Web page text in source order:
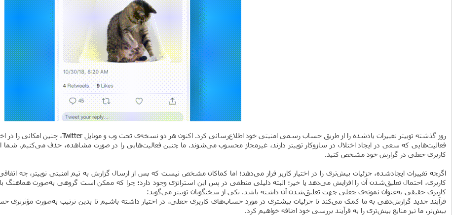
روز گذشته توییتر تغییرات یادشده را از طریق حساب رسمی امنیتی خود اطلاع‌رسانی کرد. اکنون هر دو نسخه‌ی تحت وب و موبایل Twitter، چنین امکانی را در اختیار کاربران قرار می‌دهند. اطلاعیه‌ی Twitter Safety بدین شرح است:
فعالیت‌هایی که سعی در ایجاد اختلال در سازوکار توییتر دارند، غیرمجاز محسوب می‌شوند. ما چنین فعالیت‌هایی را در صورت مشاهده، حذف می‌کنیم. شما
کاربری جعلی در گزارش خود مشخص کنید.
اگرچه تغییرات ایجاد‌شده، جزئیات بیش‌تری را در اختیار کاربر قرار می‌دهد؛ اما کماکان مشخص نیست که پس از ارسال گزارش به تیم امنیتی توییتر، چه
کاربری، احتمال تعلیق‌شدن آن را افزایش می‌دهد یا خیر؛ البته دلیلی منطقی در پس این استراتژی وجود دارد؛ چرا که ممکن است گروهی به‌صورت
کاربری حقیقی به‌عنوان نمونه‌ی جعلی جهت تعلیق‌شدن آن داشته باشد. یکی از سخنگویان توییتر می‌گوید:
فرآیند جدید گزارش‌دهی به ما کمک می‌کند تا جزئیات بیشتری در مورد حساب‌های کاربری جعلی، در اختیار داشته باشیم تا بدین ترتیب به‌صورت
بیش‌تر، ما نیز منابع بیش‌تری را به فرآیند بررسی خود اضافه خواهیم کرد.